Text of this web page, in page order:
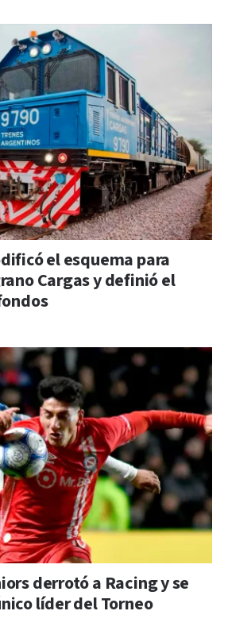
el esquema para
Cargas y definió el
derrotó a Racing y se
líder del Torneo